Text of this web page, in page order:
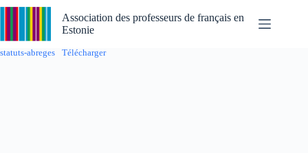
Passer
Association des professeurs de français en
Estonie
statuts-abreges Télécharger